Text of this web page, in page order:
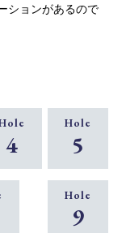
ションがあるので
4
Hole
5
Hole
9